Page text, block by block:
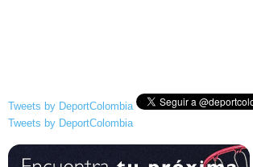
Tweets by DeportColombia
Tweets by DeportColombia